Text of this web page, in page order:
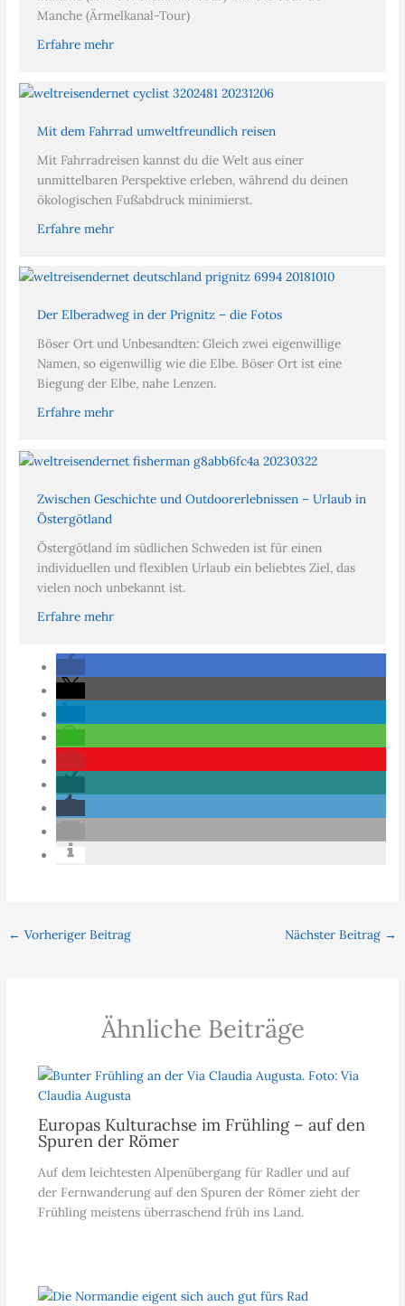
Manche (Ärmelkanal-Tour)
Erfahre mehr
Mit dem Fahrrad umweltfreundlich reisen
Mit Fahrradreisen kannst du die Welt aus einer
unmittelbaren Perspektive erleben, während du deinen
ökologischen Fußabdruck minimierst.
Erfahre mehr
Der Elberadweg in der Prignitz – die Fotos
Böser Ort und Unbesandten: Gleich zwei eigenwillige
Namen, so eigenwillig wie die Elbe. Böser Ort ist eine
Biegung der Elbe, nahe Lenzen.
Erfahre mehr
Zwischen Geschichte und Outdoorerlebnissen – Urlaub in
Östergötland
Östergötland im südlichen Schweden ist für einen
individuellen und flexiblen Urlaub ein beliebtes Ziel, das
vielen noch unbekannt ist.
Erfahre mehr
← Vorheriger Beitrag Nächster Beitrag →
Ähnliche Beiträge
Europas Kulturachse im Frühling – auf den
Spuren der Römer
Auf dem leichtesten Alpenübergang für Radler und auf
der Fernwanderung auf den Spuren der Römer zieht der
Frühling meistens überraschend früh ins Land.